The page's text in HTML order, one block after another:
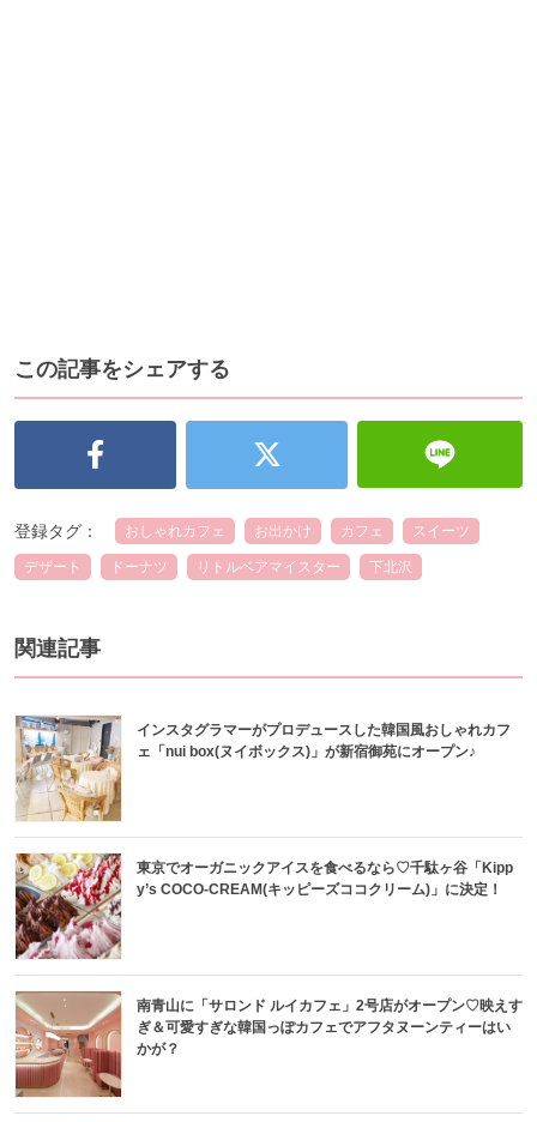
この記事をシェアする
登録タグ： おしゃれカフェ お出かけ カフェ スイーツ
デザート ドーナツ リトルベアマイスター 下北沢
関連記事
インスタグラマーがプロデュースした韓国風おしゃれカフ
ェ「nui box(ヌイボックス)」が新宿御苑にオープン♪
東京でオーガニックアイスを食べるなら♡千駄ヶ谷「Kipp
y’s COCO-CREAM(キッピーズココクリーム)」に決定！
南青山に「サロンド ルイカフェ」2号店がオープン♡映えす
ぎ＆可愛すぎな韓国っぽカフェでアフタヌーンティーはい
かが？